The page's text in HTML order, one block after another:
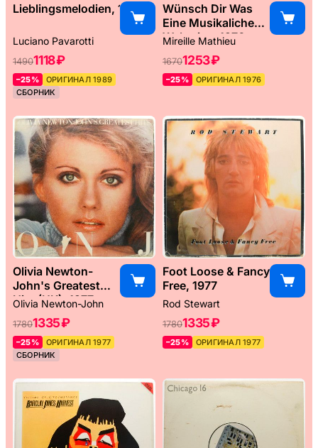
Lieblingsmelodien, 1989
Luciano Pavarotti
14901118 ₽
–25%
ОРИГИНАЛ 1989
СБОРНИК
Wünsch Dir Was
Eine Musikaliche
Weltreise, 1976
Mireille Mathieu
16701253 ₽
–25% ОРИГИНАЛ 1976
Olivia Newton-
John's Greatest
Hits (UK), 1977
Olivia Newton-John
17801335 ₽
–25%
ОРИГИНАЛ 1977
СБОРНИК
Foot Loose & Fancy
Free, 1977
Rod Stewart
17801335 ₽
–25% ОРИГИНАЛ 1977